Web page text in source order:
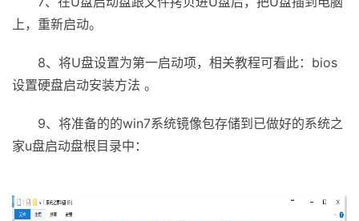
上，重新启动。
8、将U盘设置为第一启动项，相关教程可看此：bios
设置硬盘启动安装方法 。
9、将准备的的win7系统镜像包存储到已做好的系统之
家u盘启动盘根目录中：